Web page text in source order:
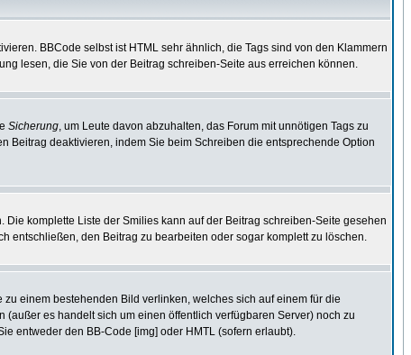
BBCode selbst ist HTML sehr ähnlich, die Tags sind von den Klammern
lesen, die Sie von der Beitrag schreiben-Seite aus erreichen können.
Sicherung, um Leute davon abzuhalten, das Forum mit unnötigen Tags zu
Beitrag deaktivieren, indem Sie beim Schreiben die entsprechende Option
komplette Liste der Smilies kann auf der Beitrag schreiben-Seite gesehen
entschließen, den Beitrag zu bearbeiten oder sogar komplett zu löschen.
einem bestehenden Bild verlinken, welches sich auf einem für die
es handelt sich um einen öffentlich verfügbaren Server) noch zu
entweder den BB-Code [img] oder HMTL (sofern erlaubt).